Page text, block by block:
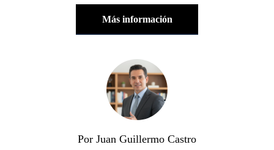
Más información
Por Juan Guillermo Castro